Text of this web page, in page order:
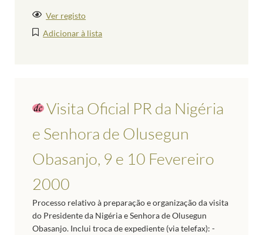
Ver registo
Adicionar à lista
Visita Oficial PR da Nigéria
e Senhora de Olusegun
Obasanjo, 9 e 10 Fevereiro
2000
Processo relativo à preparação e organização da visita
do Presidente da Nigéria e Senhora de Olusegun
Obasanjo. Inclui troca de expediente (via telefax): -